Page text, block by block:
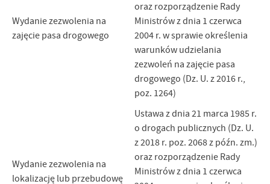
Wydanie zezwolenia na
zajęcie pasa drogowego
oraz rozporządzenie Rady
Ministrów z dnia 1 czerwca
2004 r. w sprawie określenia
warunków udzielania
zezwoleń na zajęcie pasa
drogowego (Dz. U. z 2016 r.,
poz. 1264)
Wydanie zezwolenia na
lokalizację lub przebudowę
Ustawa z dnia 21 marca 1985 r.
o drogach publicznych (Dz. U.
z 2018 r. poz. 2068 z późn. zm.)
oraz rozporządzenie Rady
Ministrów z dnia 1 czerwca